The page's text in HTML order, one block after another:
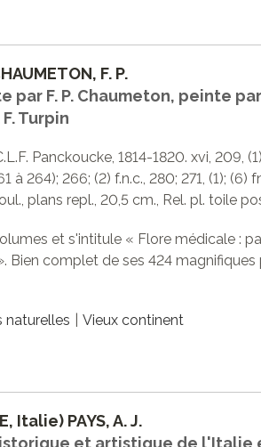
F. P.
F. P. Chaumeton, peinte par
Turpin
Panckoucke, 1814-1820. xvi, 209,
264); 266; (2) f.n.c., 280; 271, (1); (6)
plans repl., 20,5 cm., Rel. pl. toile
et s'intitule « Flore médicale :
Bien complet de ses 424
naturelles Vieux continent
Italie) PAYS, A. J.
et artistique de l'Italie